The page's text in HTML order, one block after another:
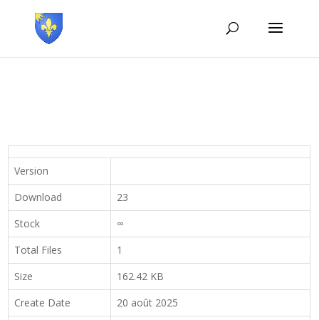
Version
Download
23
Stock
∞
Total Files
1
Size
162.42 KB
Create Date
20 août 2025